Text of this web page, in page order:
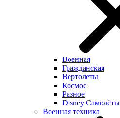
Военная
Гражданская
Вертолеты
Космос
Разное
Disney Самолёты
Военная техника